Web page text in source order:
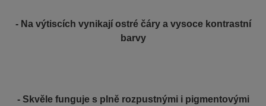
- Na výtiscích vynikají ostré čáry a vysoce kontrastní
barvy
- Skvěle funguje s plně rozpustnými i pigmentovými